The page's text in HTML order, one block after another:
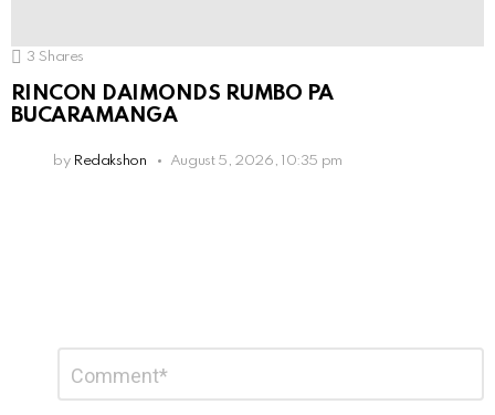
3 Shares
RINCON DAIMONDS RUMBO PA
BUCARAMANGA
by Redakshon August 5, 2026, 10:35 pm
Reply